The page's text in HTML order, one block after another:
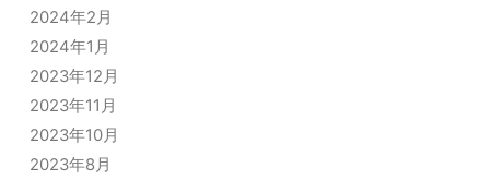
2024年2月
2024年1月
2023年12月
2023年11月
2023年10月
2023年8月